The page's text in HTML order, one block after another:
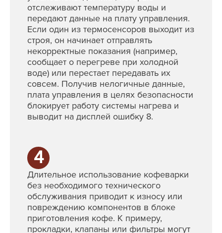
отслеживают температуру воды и
передают данные на плату управления.
Если один из термосенсоров выходит из
строя, он начинает отправлять
некорректные показания (например,
сообщает о перегреве при холодной
воде) или перестает передавать их
совсем. Получив нелогичные данные,
плата управления в целях безопасности
блокирует работу системы нагрева и
выводит на дисплей ошибку 8.
4
Длительное использование кофеварки
без необходимого технического
обслуживания приводит к износу или
повреждению компонентов в блоке
приготовления кофе. К примеру,
прокладки, клапаны или фильтры могут